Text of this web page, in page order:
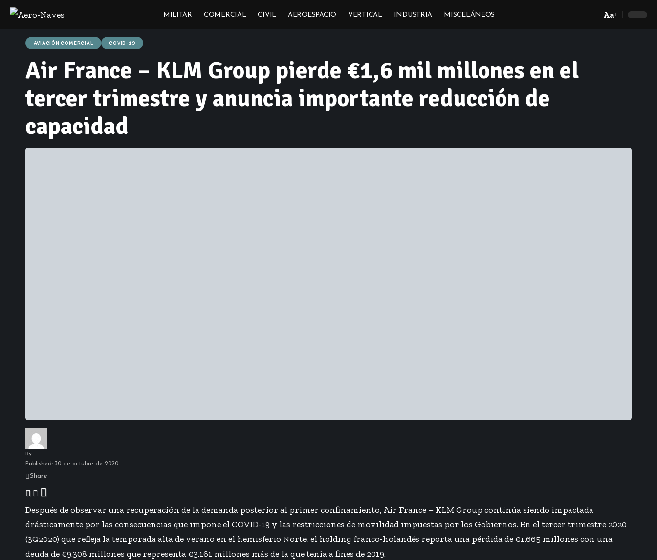
MILITAR COMERCIAL CIVIL AEROESPACIO VERTICAL INDUSTRIA MISCELÁNEOS
Font
Aa
AVIACIÓN COMERCIAL COVID-19
Air France – KLM Group pierde €1,6 mil millones en el
tercer trimestre y anuncia importante reducción de
capacidad
By
Published: 30 de octubre de 2020
Share
Después de observar una recuperación de la demanda posterior al primer confinamiento, Air France – KLM Group continúa siendo impactada
drásticamente por las consecuencias que impone el COVID-19 y las restricciones de movilidad impuestas por los Gobiernos. En el tercer trimestre 2020
(3Q2020) que refleja la temporada alta de verano en el hemisferio Norte, el holding franco-holandés reporta una pérdida de €1.665 millones con una
deuda de €9.308 millones que representa €3.161 millones más de la que tenía a fines de 2019.